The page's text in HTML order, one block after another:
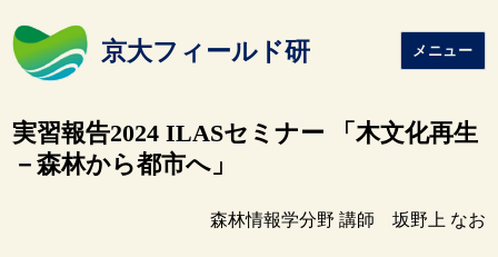
京大フィールド研 メニュー
実習報告2024 ILASセミナー 「木文化再生
－森林から都市へ」
森林情報学分野 講師 坂野上 なお